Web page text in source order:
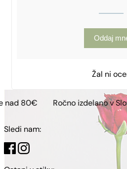
Oddaj
Žal ni
Ročno izdelano v Sloveniji
Sledi nam: